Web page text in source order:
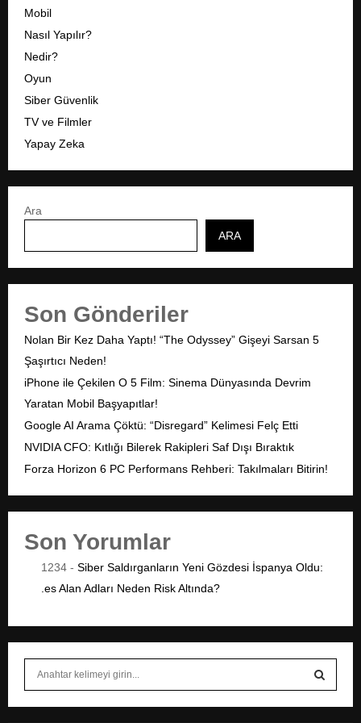
Mobil
Nasıl Yapılır?
Nedir?
Oyun
Siber Güvenlik
TV ve Filmler
Yapay Zeka
Ara
ARA
Son Gönderiler
Nolan Bir Kez Daha Yaptı! “The Odyssey” Gişeyi Sarsan 5
Şaşırtıcı Neden!
iPhone ile Çekilen O 5 Film: Sinema Dünyasında Devrim
Yaratan Mobil Başyapıtlar!
Google AI Arama Çöktü: “Disregard” Kelimesi Felç Etti
NVIDIA CFO: Kıtlığı Bilerek Rakipleri Saf Dışı Bıraktık
Forza Horizon 6 PC Performans Rehberi: Takılmaları Bitirin!
Son Yorumlar
1234 - Siber Saldırganların Yeni Gözdesi İspanya Oldu:
.es Alan Adları Neden Risk Altında?
S